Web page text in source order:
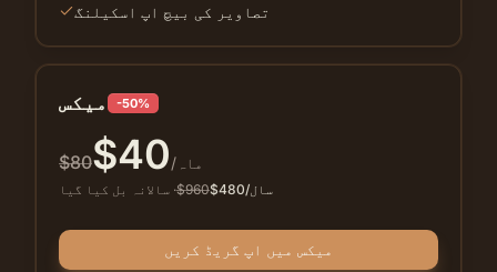
تصاویر کی بیچ اپ اسکیلنگ
میکس -50%
$80$40 /ماہ
سالانہ بل کیا گیا ·$960$480 /سال
میکس میں اپ گریڈ کریں